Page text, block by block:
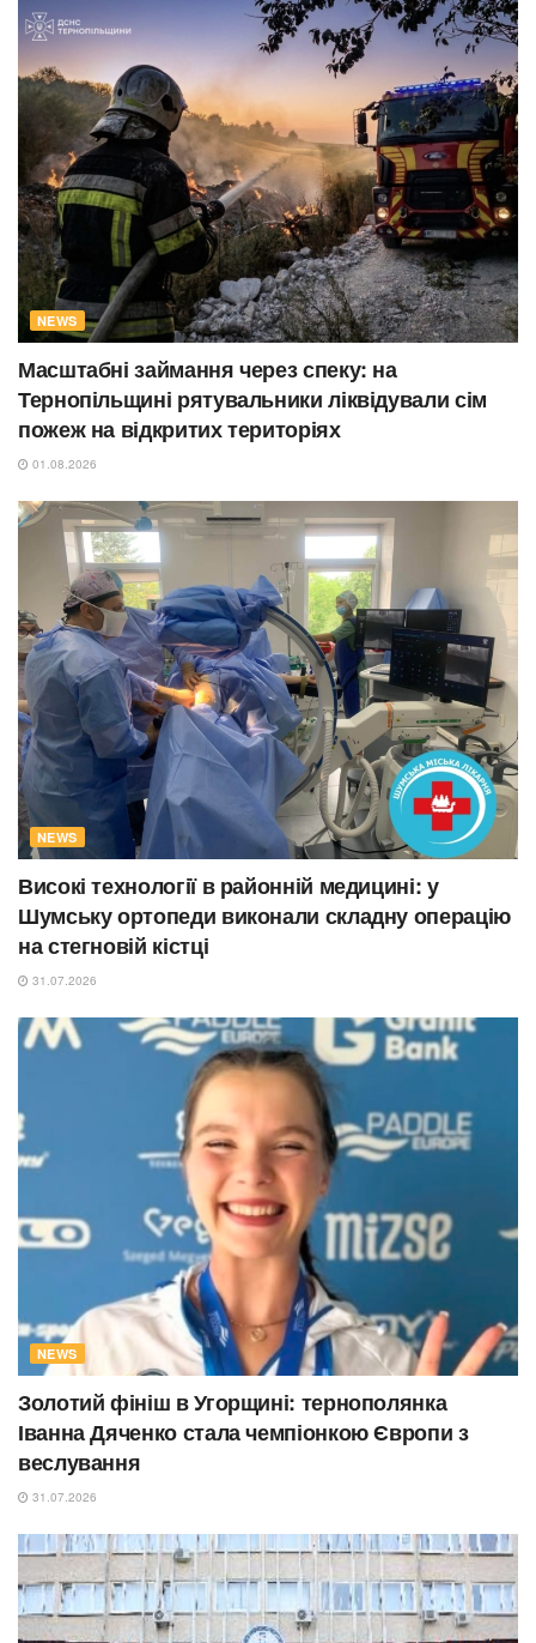
NEWS
Масштабні займання через спеку: на
Тернопільщині рятувальники ліквідували сім
пожеж на відкритих територіях
01.08.2026
NEWS
Високі технології в районній медицині: у
Шумську ортопеди виконали складну операцію
на стегновій кістці
31.07.2026
NEWS
Золотий фініш в Угорщині: тернополянка
Іванна Дяченко стала чемпіонкою Європи з
веслування
31.07.2026